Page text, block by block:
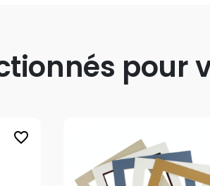
pour
favorite_border